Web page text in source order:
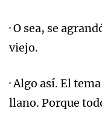
· O sea, se
viejo.
· Algo así. El
llano. Porque